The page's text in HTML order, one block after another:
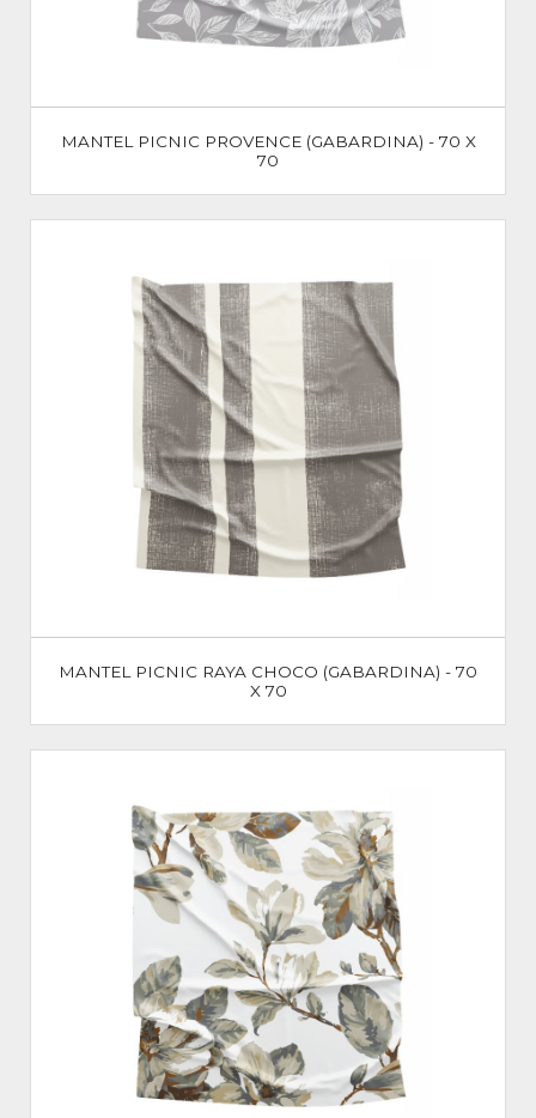
MANTEL PICNIC PROVENCE (GABARDINA) - 70 X
70
MANTEL PICNIC RAYA CHOCO (GABARDINA) - 70
X 70